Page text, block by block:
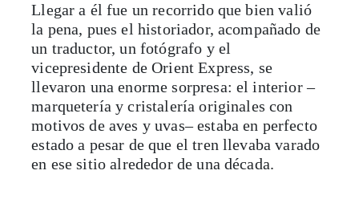
Llegar a él fue un recorrido que bien valió
la pena, pues el historiador, acompañado de
un traductor, un fotógrafo y el
vicepresidente de Orient Express, se
llevaron una enorme sorpresa: el interior –
marquetería y cristalería originales con
motivos de aves y uvas– estaba en perfecto
estado a pesar de que el tren llevaba varado
en ese sitio alrededor de una década.